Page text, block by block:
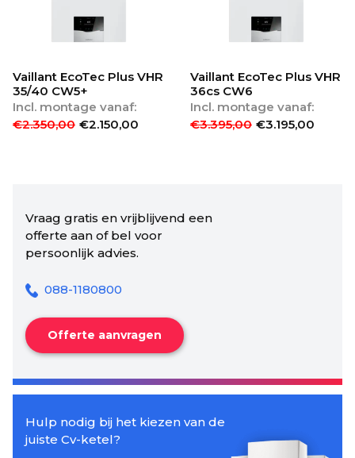
Vaillant EcoTec Plus VHR
35/40 CW5+
Incl. montage vanaf:
€2.350,00 €2.150,00
Vaillant EcoTec Plus VHR
36cs CW6
Incl. montage vanaf:
€3.395,00 €3.195,00
Vraag gratis en vrijblijvend een
offerte aan of bel voor
persoonlijk advies.
088-1180800
Offerte aanvragen
Hulp nodig bij het kiezen van de
juiste Cv-ketel?